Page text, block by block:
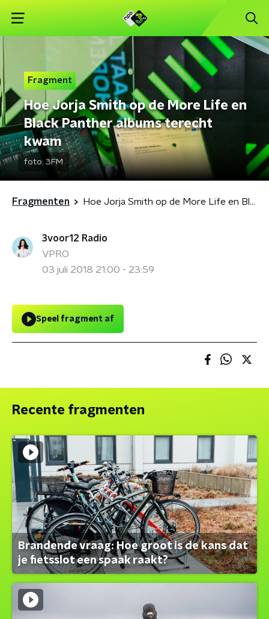
Fragment
Hoe Jorja Smith op de More Life en
Black Panther albums terecht
kwam
foto: 3FM
Fragmenten Hoe Jorja Smith op de More Life en Black Panther albums terecht kwam
3voor12 Radio
VPRO
03 juli 2018 21:00 - 23:59
Speel fragment af
Recente fragmenten
Brandende vraag: Hoe groot is de kans dat
je fietsslot een spaak raakt?